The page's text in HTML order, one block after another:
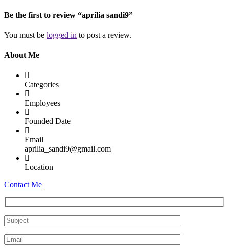
Be the first to review “aprilia sandi9”
You must be logged in to post a review.
About Me
Categories
Employees
Founded Date
Email
aprilia_sandi9@gmail.com
Location
Contact Me